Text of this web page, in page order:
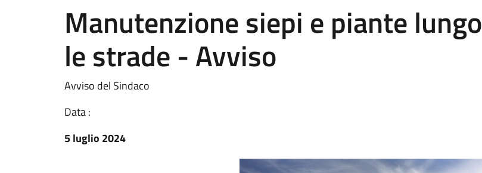
Manutenzione siepi e piante lungo
le strade - Avviso
Avviso del Sindaco
Data :
5 luglio 2024